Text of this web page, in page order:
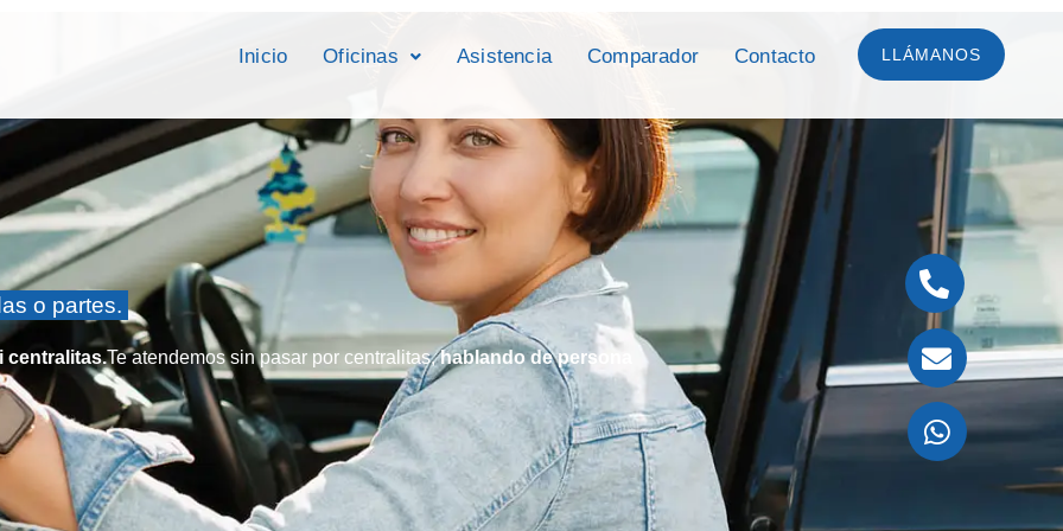
Inicio Oficinas Asistencia Comparador Contacto LLÁMANOS
o partes.
centralitas.Te atendemos sin pasar por centralitas,hablando de persona